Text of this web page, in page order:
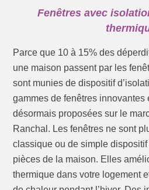
Fenêtres avec
Parce que 10 à 15% des
une maison passent par les
sont munies de dispositif
gammes de fenêtres innovantes
désormais proposées sur le
Ranchal. Les fenêtres ne sont
classique ou de simple dispositif
pièces de la maison. Elles
thermique dans votre logement